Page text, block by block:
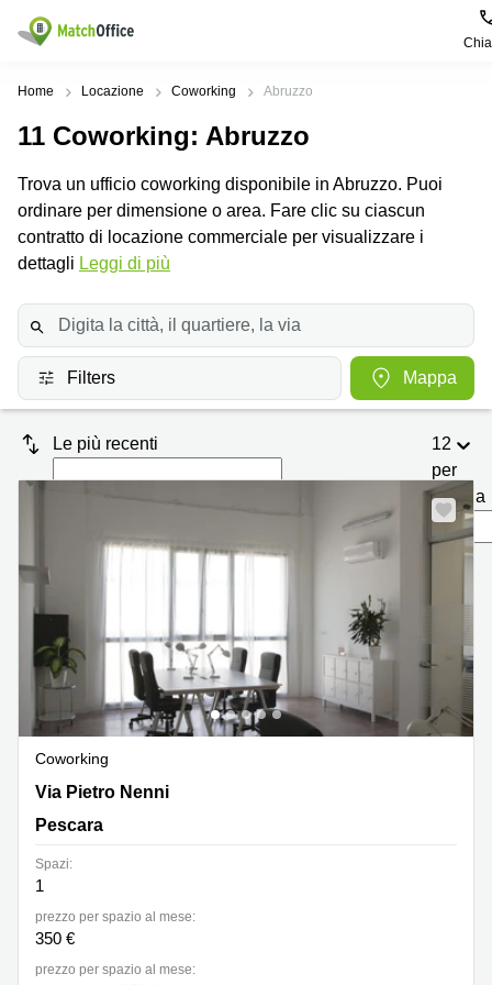
Dare in locazione e affittare
Tipologie di
commerciali
Ufficio
Business
Coworking
Sala
Riunioni
Virtuale
Zone
Genova
Milano
Palermo
Bari
Torino
Firenze
Verona
Bologna
Como
Ricerche
Coworking
Lazio
Coworking
Uffici
in
Vicenza
Palermo
Uffici
Coworking
Business
center
Toscana
Business
center
Milano
Business
Roma
Coworking
Campania
Coworking
Cagliari
Coworking
Aiuto
Chi Siamo
Metti in elenco il tuo ufficio
Prezzo
Accesso
Home Locazione Coworking Abruzzo
11 Coworking: Abruzzo
Trova un ufficio coworking disponibile in Abruzzo. Puoi
ordinare per dimensione o area. Fare clic su ciascun
contratto di locazione commerciale per visualizzare i
dettagli Leggi di più
Filters Mappa
Le più recenti
12
per
pagina
Coworking
Via Pietro Nenni 298, Pescara
Via Pietro Nenni
Pescara
Spazi:
1
prezzo per spazio al mese:
350 €
prezzo per spazio al mese: